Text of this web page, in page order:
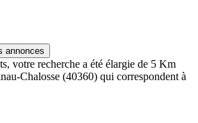
annonces
votre recherche a été élargie de 5 Km
Chalosse (40360) qui correspondent à